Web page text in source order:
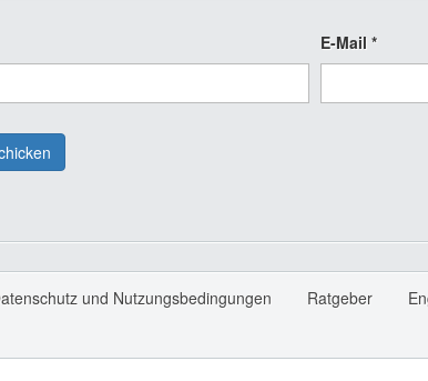
E-Mail *
und Nutzungsbedingungen Ratgeber